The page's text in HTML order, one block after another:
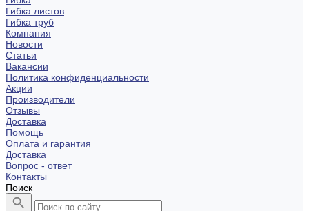
Гибка листов
Гибка труб
Компания
Новости
Статьи
Вакансии
Политика конфиденциальности
Акции
Производители
Отзывы
Доставка
Помощь
Оплата и гарантия
Доставка
Вопрос - ответ
Контакты
Поиск